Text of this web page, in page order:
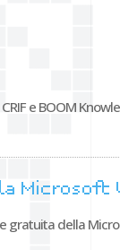
e BOOM
Microsoft
della